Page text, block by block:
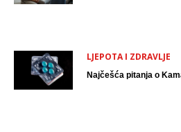
LJEPOTA I ZDRAVLJE
Najčešća pitanja o